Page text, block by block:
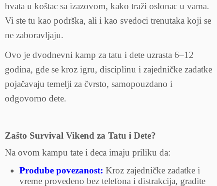
hvata u koštac sa izazovom, kako traži oslonac u vama.
Vi ste tu kao podrška, ali i kao svedoci trenutaka koji se
ne zaboravljaju.
Ovo je dvodnevni kamp za tatu i dete uzrasta 6–12
godina, gde se kroz igru, disciplinu i zajedničke zadatke
pojačavaju temelji za čvrsto, samopouzdano i
odgovorno dete.
Zašto Survival Vikend za Tatu i Dete?
Na ovom kampu tate i deca imaju priliku da:
Prodube povezanost: Kroz zajedničke zadatke i
vreme provedeno bez telefona i distrakcija, gradite